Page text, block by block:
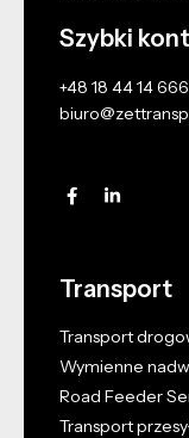
Szybki
+48 18 44 14 666
Transport
Transport
Wymienne
Road Feeder
Transport